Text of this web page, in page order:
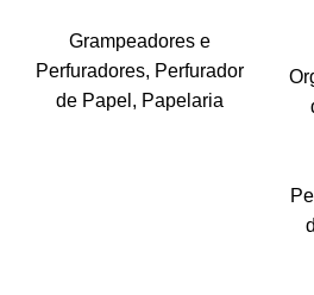
Grampeadores e
Perfuradores, Perfurador
de Papel , Papelaria